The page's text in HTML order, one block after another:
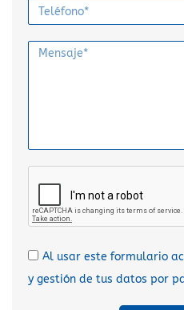
Al usar este formulario
y gestión de tus datos por